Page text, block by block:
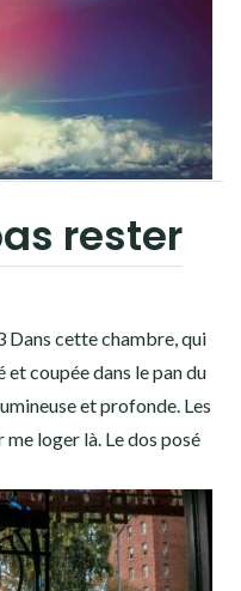
rester
Dans cette chambre, qui
et coupée dans le pan du
et profonde. Les
loger là. Le dos posé